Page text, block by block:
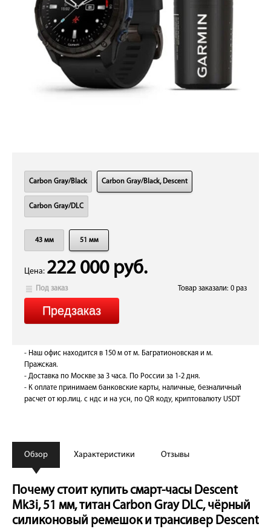
Carbon Gray/Black Carbon Gray/Black, Descent
Carbon Gray/DLC
43 мм 51 мм
Цена: 222 000 руб.
Под заказ Товар заказали: 0 раз
- Наш офис находится в 150 м от м. Багратионовская и м.
Пражская.
- Доставка по Москве за 3 часа. По России за 1-2 дня.
- К оплате принимаем банковские карты, наличные, безналичный
расчет от юр.лиц. с ндс и на усн, по QR коду, криптовалюту USDT
Обзор Характеристики Отзывы
Почему стоит купить смарт-часы Descent
Mk3i, 51 мм, титан Carbon Gray DLC, чёрный
силиконовый ремешок и трансивер Descent